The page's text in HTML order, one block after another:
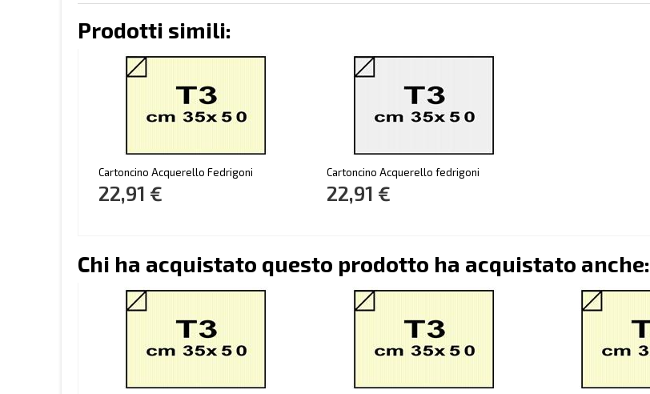
Prodotti simili:
Cartoncino Acquerello Fedrigoni
22,91 €
Cartoncino Acquerello fedrigoni
22,91 €
Chi ha acquistato questo prodotto ha acquistato anche: